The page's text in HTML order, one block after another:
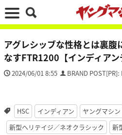
アグレシッブな性格とは裏腹
なすFTR1200【インディアン
2024/06/01 8:55 BRAND POST[PR]:
HSC インディアン ヤングマシン
新型ヘリテイジ／ネオクラシック
新